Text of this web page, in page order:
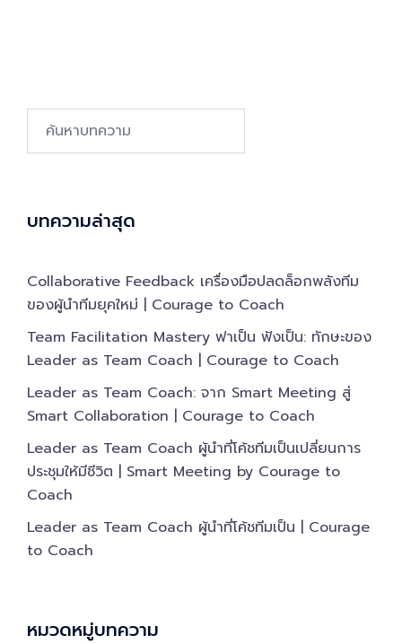
Search…
บทความล่าสุด
Collaborative Feedback เครื่องมือปลดล็อกพลังทีม
ของผู้นำทีมยุคใหม่ | Courage to Coach
Team Facilitation Mastery ฟาเป็น ฟังเป็น: ทักษะของ
Leader as Team Coach | Courage to Coach
Leader as Team Coach: จาก Smart Meeting สู่
Smart Collaboration | Courage to Coach
Leader as Team Coach ผู้นำที่โค้ชทีมเป็นเปลี่ยนการ
ประชุมให้มีชีวิต | Smart Meeting by Courage to
Coach
Leader as Team Coach ผู้นำที่โค้ชทีมเป็น | Courage
to Coach
หมวดหมู่บทความ